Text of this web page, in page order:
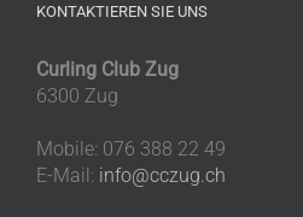
KONTAKTIEREN SIE UNS
Curling Club Zug
6300 Zug
Mobile: 076 388 22 49
E-Mail: info@cczug.ch